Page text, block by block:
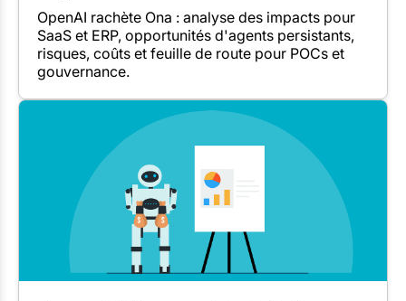
OpenAI rachète Ona : analyse des impacts pour
SaaS et ERP, opportunités d'agents persistants,
risques, coûts et feuille de route pour POCs et
gouvernance.